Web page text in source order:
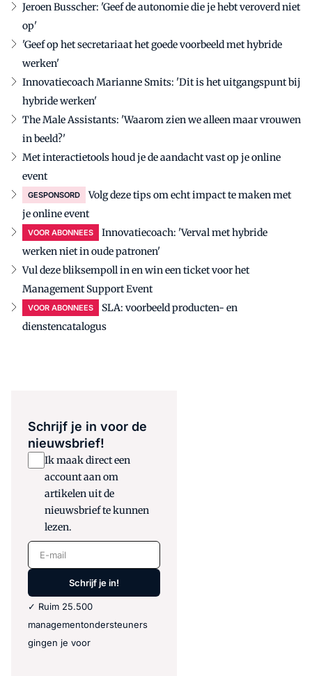
Jeroen Busscher: 'Geef de autonomie die je hebt veroverd niet
op'
'Geef op het secretariaat het goede voorbeeld met hybride
werken'
Innovatiecoach Marianne Smits: 'Dit is het uitgangspunt bij
hybride werken'
The Male Assistants: 'Waarom zien we alleen maar vrouwen
in beeld?'
Met interactietools houd je de aandacht vast op je online
event
GESPONSORD
Volg deze tips om echt impact te maken met
je online event
VOOR ABONNEES
Innovatiecoach: 'Verval met hybride
werken niet in oude patronen'
Vul deze bliksempoll in en win een ticket voor het
Management Support Event
VOOR ABONNEES
SLA: voorbeeld producten- en
dienstencatalogus
Schrijf je in voor de
nieuwsbrief!
Ik maak direct een
account aan om
artikelen uit de
nieuwsbrief te kunnen
lezen.
E-mail
Schrijf je in!
✓ Ruim 25.500
managementondersteuners
gingen je voor